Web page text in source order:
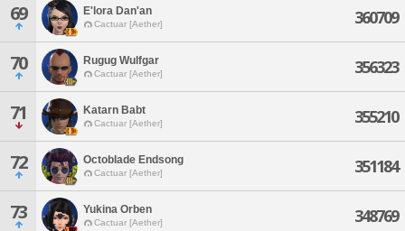
69 E'lora Dan'an
Cactuar [Aether] 360709
70 Rugug Wulfgar
Cactuar [Aether] 356323
71 Katarn Babt
Cactuar [Aether] 355210
72 Octoblade Endsong
Cactuar [Aether] 351184
73 Yukina Orben
Cactuar [Aether] 348769